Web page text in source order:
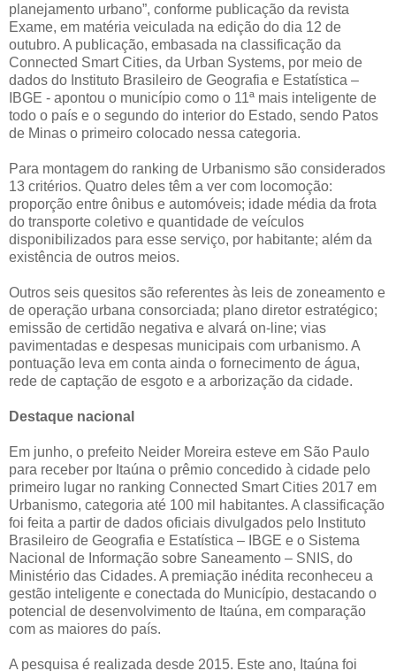
planejamento urbano”, conforme publicação da revista
Exame, em matéria veiculada na edição do dia 12 de
outubro. A publicação, embasada na classificação da
Connected Smart Cities, da Urban Systems, por meio de
dados do Instituto Brasileiro de Geografia e Estatística –
IBGE - apontou o município como o 11ª mais inteligente de
todo o país e o segundo do interior do Estado, sendo Patos
de Minas o primeiro colocado nessa categoria.
Para montagem do ranking de Urbanismo são considerados
13 critérios. Quatro deles têm a ver com locomoção:
proporção entre ônibus e automóveis; idade média da frota
do transporte coletivo e quantidade de veículos
disponibilizados para esse serviço, por habitante; além da
existência de outros meios.
Outros seis quesitos são referentes às leis de zoneamento e
de operação urbana consorciada; plano diretor estratégico;
emissão de certidão negativa e alvará on-line; vias
pavimentadas e despesas municipais com urbanismo. A
pontuação leva em conta ainda o fornecimento de água,
rede de captação de esgoto e a arborização da cidade.
Destaque nacional
Em junho, o prefeito Neider Moreira esteve em São Paulo
para receber por Itaúna o prêmio concedido à cidade pelo
primeiro lugar no ranking Connected Smart Cities 2017 em
Urbanismo, categoria até 100 mil habitantes. A classificação
foi feita a partir de dados oficiais divulgados pelo Instituto
Brasileiro de Geografia e Estatística – IBGE e o Sistema
Nacional de Informação sobre Saneamento – SNIS, do
Ministério das Cidades. A premiação inédita reconheceu a
gestão inteligente e conectada do Município, destacando o
potencial de desenvolvimento de Itaúna, em comparação
com as maiores do país.
A pesquisa é realizada desde 2015. Este ano, Itaúna foi